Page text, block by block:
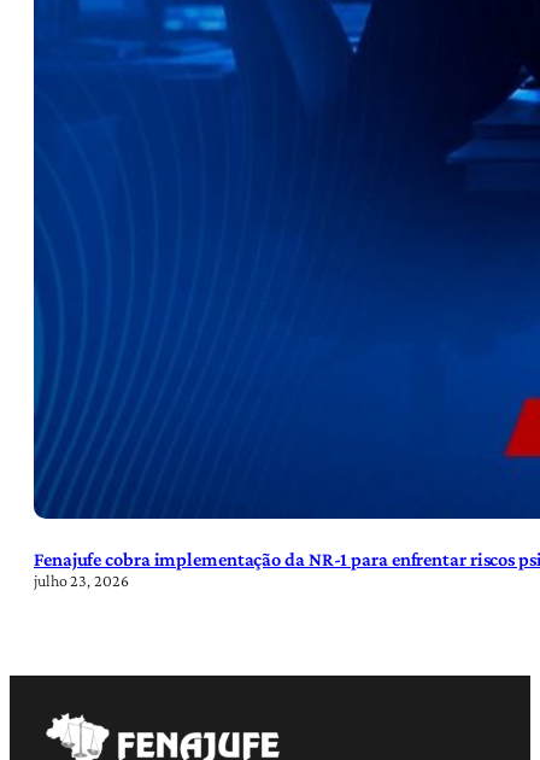
Fenajufe cobra implementação da NR-1 para enfrentar riscos
julho 23, 2026